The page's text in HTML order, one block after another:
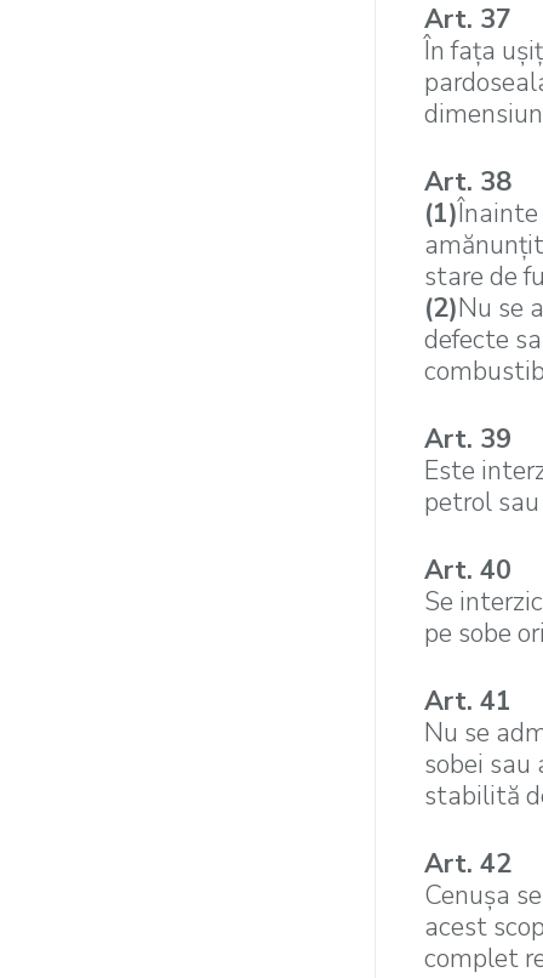
Art. 37
În faţa
Art. 38
(1)
stare de
(2)Nu se
defecte
Art. 39
Este
petrol
Art. 40
Se
pe sobe
Art. 41
Nu se
sobei sau
stabilită
Art. 42
Cenuşa
acest
complet